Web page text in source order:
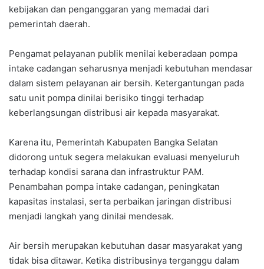
kebijakan dan penganggaran yang memadai dari
pemerintah daerah.
Pengamat pelayanan publik menilai keberadaan pompa
intake cadangan seharusnya menjadi kebutuhan mendasar
dalam sistem pelayanan air bersih. Ketergantungan pada
satu unit pompa dinilai berisiko tinggi terhadap
keberlangsungan distribusi air kepada masyarakat.
Karena itu, Pemerintah Kabupaten Bangka Selatan
didorong untuk segera melakukan evaluasi menyeluruh
terhadap kondisi sarana dan infrastruktur PAM.
Penambahan pompa intake cadangan, peningkatan
kapasitas instalasi, serta perbaikan jaringan distribusi
menjadi langkah yang dinilai mendesak.
Air bersih merupakan kebutuhan dasar masyarakat yang
tidak bisa ditawar. Ketika distribusinya terganggu dalam